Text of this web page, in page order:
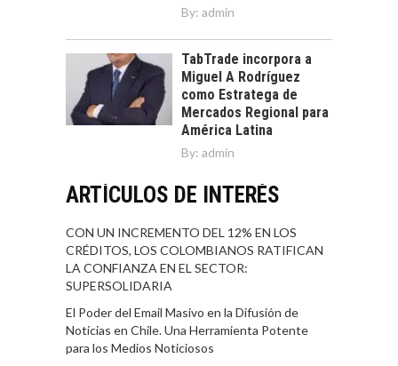
By: admin
TabTrade incorpora a
Miguel A Rodríguez
como Estratega de
Mercados Regional para
América Latina
By: admin
ARTÍCULOS DE INTERÉS
CON UN INCREMENTO DEL 12% EN LOS
CRÉDITOS, LOS COLOMBIANOS RATIFICAN
LA CONFIANZA EN EL SECTOR:
SUPERSOLIDARIA
El Poder del Email Masivo en la Difusión de
Noticias en Chile. Una Herramienta Potente
para los Medios Noticiosos